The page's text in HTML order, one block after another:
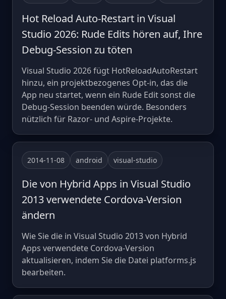
Hot Reload Auto-Restart in Visual
Studio 2026: Rude Edits hören auf, Ihre
Debug-Session zu töten
Visual Studio 2026 fügt HotReloadAutoRestart
hinzu, ein projektbezogenes Opt-in, das die
App neu startet, wenn ein Rude Edit sonst die
Debug-Session beenden würde. Besonders
nützlich für Razor- und Aspire-Projekte.
2014-11-08 android visual-studio
Die von Hybrid Apps in Visual Studio
2013 verwendete Cordova-Version
ändern
Wie Sie die in Visual Studio 2013 von Hybrid
Apps verwendete Cordova-Version
aktualisieren, indem Sie die Datei platforms.js
bearbeiten.